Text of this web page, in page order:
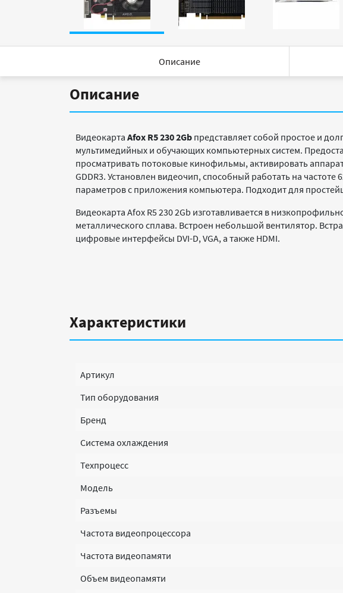
Описание
Описание
Видеокарта Afox R5 230 2Gb представляет собой простое и
мультимедийных и обучающих компьютерных систем.
просматривать потоковые кинофильмы, активировать
GDDR3. Установлен видеочип, способный работать на
параметров с приложения компьютера. Подходит для
Видеокарта Afox R5 230 2Gb изготавливается в
металлического сплава. Встроен небольшой вентилятор.
цифровые интерфейсы DVI-D, VGA, а также HDMI.
Характеристики
Артикул
Тип оборудования
Бренд
Система охлаждения
Техпроцесс
Модель
Разъемы
Частота видеопроцессора
Частота видеопамяти
Объем видеопамяти